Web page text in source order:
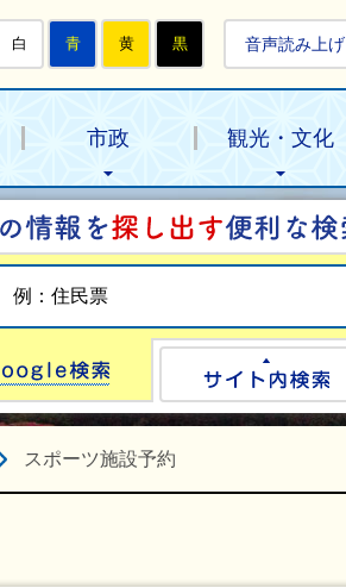
白 青 黄 黒 音声読み上げ
市政 観光・文化
Google検索
スポーツ施設予約